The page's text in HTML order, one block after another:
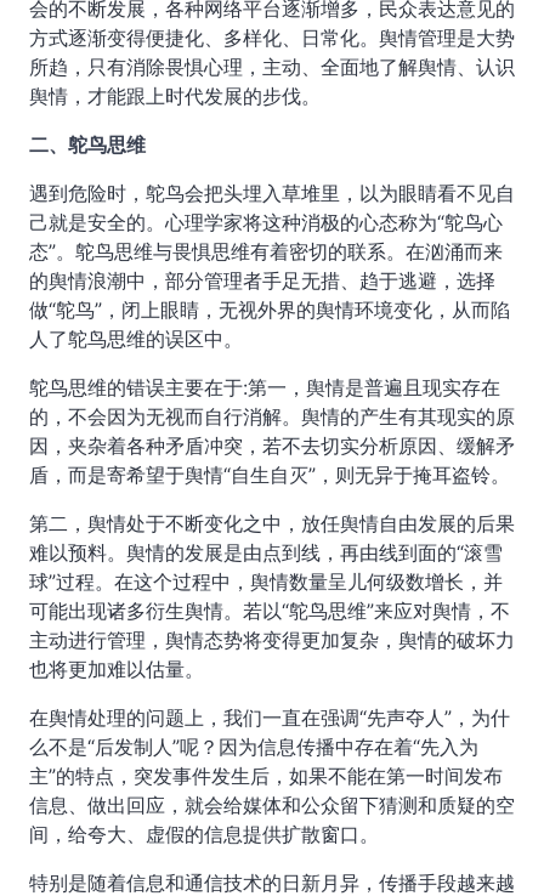
会的不断发展，各种网络平台逐渐增多，民众表达意见的
方式逐渐变得便捷化、多样化、日常化。舆情管理是大势
所趋，只有消除畏惧心理，主动、全面地了解舆情、认识
舆情，才能跟上时代发展的步伐。
二、鸵鸟思维
遇到危险时，鸵鸟会把头埋入草堆里，以为眼睛看不见自
己就是安全的。心理学家将这种消极的心态称为“鸵鸟心
态”。鸵鸟思维与畏惧思维有着密切的联系。在汹涌而来
的舆情浪潮中，部分管理者手足无措、趋于逃避，选择
做“鸵鸟”，闭上眼睛，无视外界的舆情环境变化，从而陷
人了鸵鸟思维的误区中。
鸵鸟思维的错误主要在于:第一，舆情是普遍且现实存在
的，不会因为无视而自行消解。舆情的产生有其现实的原
因，夹杂着各种矛盾冲突，若不去切实分析原因、缓解矛
盾，而是寄希望于舆情“自生自灭”，则无异于掩耳盗铃。
第二，舆情处于不断变化之中，放任舆情自由发展的后果
难以预料。舆情的发展是由点到线，再由线到面的“滚雪
球”过程。在这个过程中，舆情数量呈儿何级数增长，并
可能出现诸多衍生舆情。若以“鸵鸟思维”来应对舆情，不
主动进行管理，舆情态势将变得更加复杂，舆情的破坏力
也将更加难以估量。
在舆情处理的问题上，我们一直在强调“先声夺人”，为什
么不是“后发制人”呢？因为信息传播中存在着“先入为
主”的特点，突发事件发生后，如果不能在第一时间发布
信息、做出回应，就会给媒体和公众留下猜测和质疑的空
间，给夸大、虚假的信息提供扩散窗口。
特别是随着信息和通信技术的日新月异，传播手段越来越